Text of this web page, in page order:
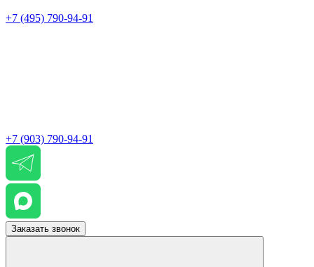
+7 (495) 790-94-91
+7 (903) 790-94-91
Заказать звонок